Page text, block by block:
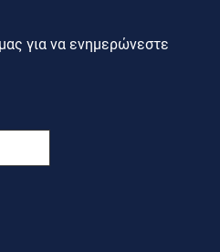
για να ενημερώνεστε